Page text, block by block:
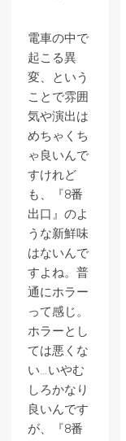
電車の中で
起こる異
変、という
ことで雰囲
気や演出は
めちゃくち
ゃ良いんで
すけれど
も、『8番
出口』のよ
うな新鮮味
はないんで
すよね。普
通にホラー
って感じ。
ホラーとし
ては悪くな
い…いやむ
しろかなり
良いんです
が、『8番